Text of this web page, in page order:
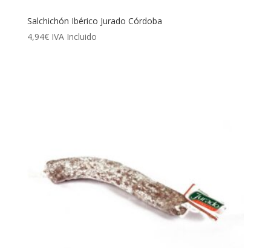
Salchichón Ibérico Jurado Córdoba
4,94€ IVA Incluido